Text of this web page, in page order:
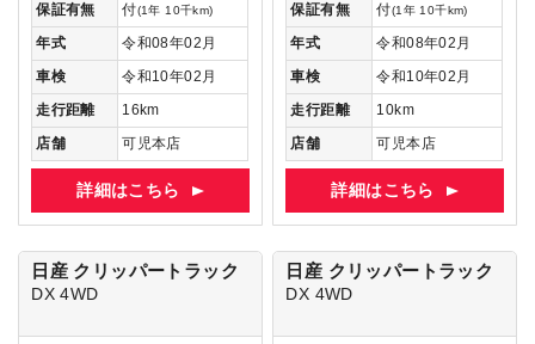
保証有無
付(1年 10千km)
年式
令和08年02月
車検
令和10年02月
走行距離
16km
店舗
可児本店
詳細はこちら
保証有無
付(1年 10千km)
年式
令和08年02月
車検
令和10年02月
走行距離
10km
店舗
可児本店
詳細はこちら
日産 クリッパートラック
DX 4WD
日産 クリッパートラック
DX 4WD